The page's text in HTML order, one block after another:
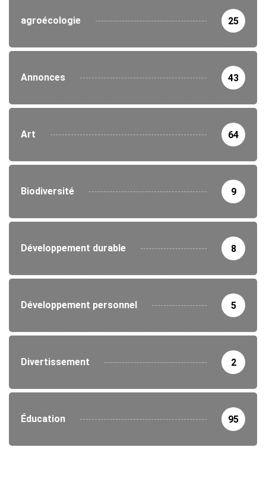
agroécologie 25
Annonces 43
Art 64
Biodiversité 9
Développement durable 8
Développement personnel 5
Divertissement 2
Éducation 95